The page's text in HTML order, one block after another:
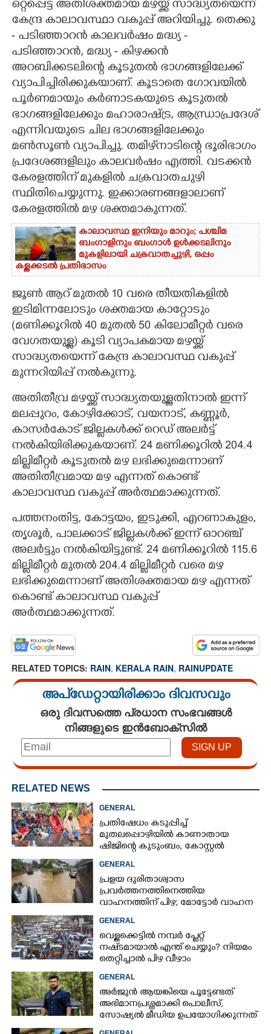
LITERATURE
ZOOM
CONTACT US
ഒറ്റപ്പെട്ട അതിശക്തമായ മഴയ്ക്ക് സാദ്ധ്യതയെന്ന്
കേന്ദ്ര കാലാവസ്ഥാ വകുപ്പ് അറിയിച്ചു. തെക്കു
- പടിഞ്ഞാറൻ കാലവർഷം മദ്ധ്യ -
പടിഞ്ഞാറൻ, മദ്ധ്യ - കിഴക്കൻ
അറബിക്കടലിന്റെ കൂടുതൽ ഭാഗങ്ങളിലേക്ക്
വ്യാപിച്ചിരിക്കുകയാണ്. കൂടാതെ ഗോവയിൽ
പൂർണമായും കർണാടകയുടെ കൂടുതൽ
ഭാഗങ്ങളിലേക്കും മഹാരാഷ്ട്ര, ആന്ധ്രാപ്രദേശ്
എന്നിവയുടെ ചില ഭാഗങ്ങളിലേക്കും
മൺസൂൺ വ്യാപിച്ചു. തമിഴ്‌നാടിന്റെ ഭൂരിഭാഗം
പ്രദേശങ്ങളിലും കാലവർഷം എത്തി. വടക്കൻ
കേരളത്തിന് മുകളിൽ ചക്രവാതചുഴി
സ്ഥിതിചെയ്യുന്നു. ഇക്കാരണങ്ങളാലാണ്
കേരളത്തിൽ മഴ ശക്തമാകുന്നത്.
കാലാവസ്ഥ ഇനിയും മാറും; പശ്ചിമ
ബംഗാളിനും ബംഗാൾ ഉൾക്കടലിനും
മുകളിലായി ചക്രവാതച്ചുഴി, ഒപ്പം
കള്ളക്കടൽ പ്രതിഭാസം
ജൂൺ ആറ് മുതൽ 10 വരെ തീയതികളിൽ
ഇടിമിന്നലോടും ശക്തമായ കാറ്റോടും
(മണിക്കൂറിൽ 40 മുതൽ 50 കിലോമീറ്റർ വരെ
വേഗതയുള്ള) കൂടി വ്യാപകമായ മഴയ്ക്ക്
സാദ്ധ്യതയെന്ന് കേന്ദ്ര കാലാവസ്ഥ വകുപ്പ്
മുന്നറിയിപ്പ് നൽകുന്നു.
അതിതീവ്ര മഴയ്ക്ക് സാദ്ധ്യതയുള്ളതിനാൽ ഇന്ന്
മലപ്പുറം, കോഴിക്കോട്, വയനാട്, കണ്ണൂർ,
കാസർകോട് ജില്ലകൾക്ക് റെഡ് അലർട്ട്
നൽകിയിരിക്കുകയാണ്. 24 മണിക്കൂറിൽ 204.4
മില്ലിമീറ്റർ കൂടുതൽ മഴ ലഭിക്കുമെന്നാണ്
അതിതീവ്രമായ മഴ എന്നത് കൊണ്ട്
കാലാവസ്ഥ വകുപ്പ് അർത്ഥമാക്കുന്നത്.
പത്തനംതിട്ട, കോട്ടയം, ഇടുക്കി, എറണാകുളം,
തൃശൂർ, പാലക്കാട് ജില്ലകൾക്ക് ഇന്ന് ഓറഞ്ച്
അലർട്ടും നൽകിയിട്ടുണ്ട്. 24 മണിക്കൂറിൽ 115.6
മില്ലിമീറ്റർ മുതൽ 204.4 മില്ലിമീറ്റർ വരെ മഴ
ലഭിക്കുമെന്നാണ് അതിശക്തമായ മഴ എന്നത്
കൊണ്ട് കാലാവസ്ഥ വകുപ്പ്
അർത്ഥമാക്കുന്നത്.
RELATED TOPICS: RAIN, KERALA RAIN, RAINUPDATE
അപ്ഡേറ്റായിരിക്കാം ദിവസവും
ഒരു ദിവസത്തെ പ്രധാന സംഭവങ്ങൾ
നിങ്ങളുടെ ഇൻബോക്സിൽ
RELATED NEWS
GENERAL
പ്രതിഷേധം കടുപ്പിച്ച്
മുതലപ്പൊഴിയിൽ കാണാതായ
ഷിജിന്റെ കുടുംബം, കോസ്റ്റൽ
കുത്തിയിരിക്കുന്നു
GENERAL
പ്രളയ ദുരിതാശ്വാസ
പ്രവർത്തനത്തിനെത്തിയ
വാഹനത്തിന് പിഴ; മോട്ടോർ വാഹന
GENERAL
വെള്ളക്കെട്ടിൽ നമ്പർ പ്ലേറ്റ്
നഷ്‌ടമായാൽ എന്ത് ചെയ്യും? നിയമം
തെറ്റിച്ചാൽ പിഴ വീഴാം
GENERAL
അർജുൻ ആയങ്കിയെ പൂട്ടേണ്ടത്
അഭിമാനപ്രശ്നമാക്കി പൊലീസ്,
സാേഷ്യൽ മീഡിയ ഉപയോഗിക്കുന്നത്